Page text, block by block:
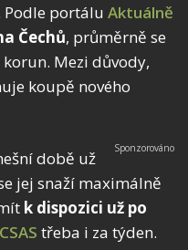
Podle portálu Aktuálně
Čechů, průměrně se
Mezi důvody,
koupě nového
době už
jej snaží maximálně
k dispozici už po
CSAS třeba i za týden.